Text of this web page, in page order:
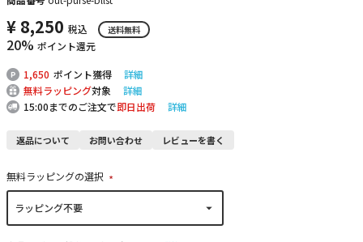
¥ 8,250 税込 送料無料
20% ポイント還元
1,650 ポイント獲得
詳細
無料ラッピング対象
詳細
15:00までのご注文で即日出荷 詳細
返品について お問い合わせ レビューを書く
無料ラッピングの選択
(